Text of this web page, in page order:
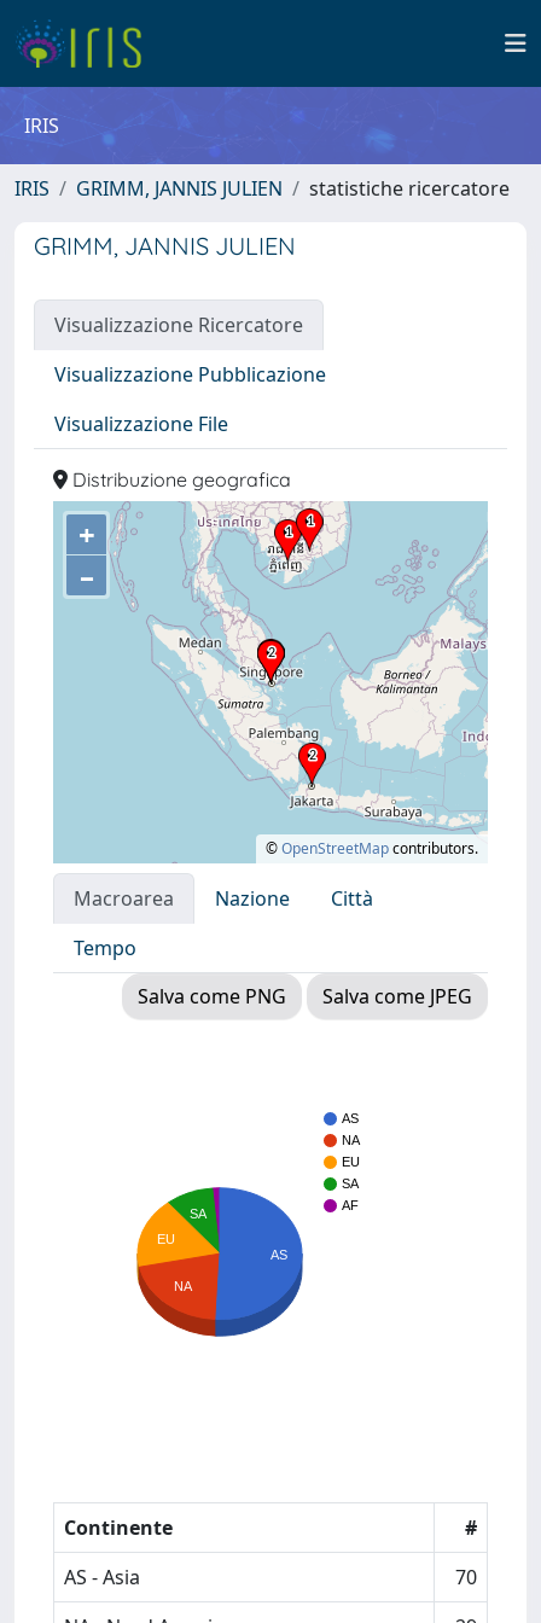
IRIS
IRIS GRIMM, JANNIS JULIEN statistiche ricercatore
GRIMM, JANNIS JULIEN
Visualizzazione Ricercatore
Visualizzazione Pubblicazione
Visualizzazione File
Distribuzione geografica
+
–
©OpenStreetMapcontributors.
Macroarea Nazione
Città
Tempo
Salva come PNG
Salva come JPEG
AS
NA
EU
SA
AF
SA
EU
NA
AS
Continente
#
AS - Asia
70